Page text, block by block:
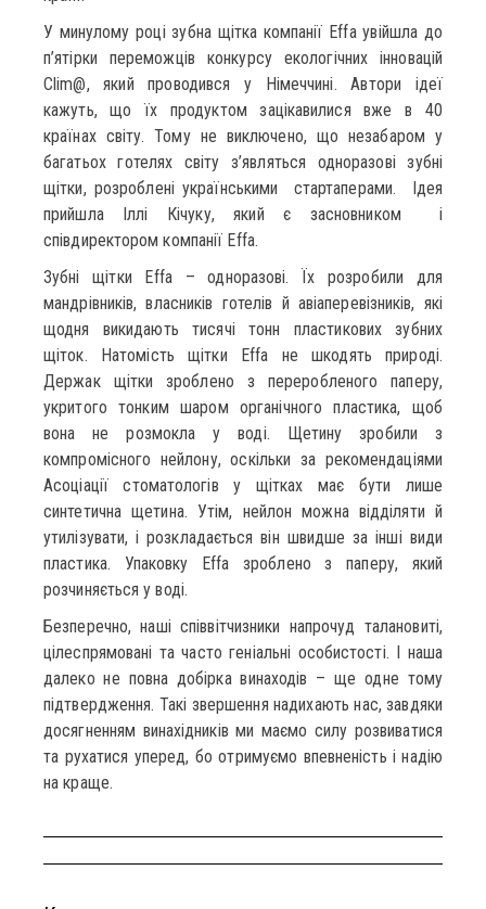
У минулому році зубна щітка компанії Effa увійшла до
п’ятірки переможців конкурсу екологічних інновацій
Clim@, який проводився у Німеччині. Автори ідеї
кажуть, що їх продуктом зацікавилися вже в 40
країнах світу. Тому не виключено, що незабаром у
багатьох готелях світу з’являться одноразові зубні
щітки, розроблені українськими стартаперами. Ідея
прийшла Іллі Кічуку, який є засновником і
співдиректором компанії Effa.
Зубні щітки Effa – одноразові. Їх розробили для
мандрівників, власників готелів й авіаперевізників, які
щодня викидають тисячі тонн пластикових зубних
щіток. Натомість щітки Effa не шкодять природі.
Держак щітки зроблено з переробленого паперу,
укритого тонким шаром органічного пластика, щоб
вона не розмокла у воді. Щетину зробили з
компромісного нейлону, оскільки за рекомендаціями
Асоціації стоматологів у щітках має бути лише
синтетична щетина. Утім, нейлон можна відділяти й
утилізувати, і розкладається він швидше за інші види
пластика. Упаковку Effа зроблено з паперу, який
розчиняється у воді.
Безперечно, наші співвітчизники напрочуд талановиті,
цілеспрямовані та часто геніальні особистості. І наша
далеко не повна добірка винаходів – ще одне тому
підтвердження. Такі звершення надихають нас, завдяки
досягненням винахідників ми маємо силу розвиватися
та рухатися уперед, бо отримуємо впевненість і надію
на краще.